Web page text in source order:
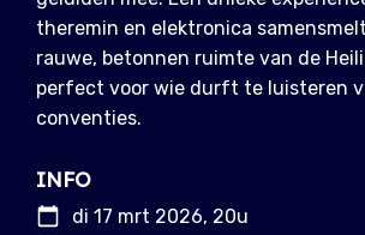
theremin en elektronica
rauwe, betonnen ruimte van de
perfect voor wie durft te luisteren
conventies.
INFO
di 17 mrt 2026, 20u